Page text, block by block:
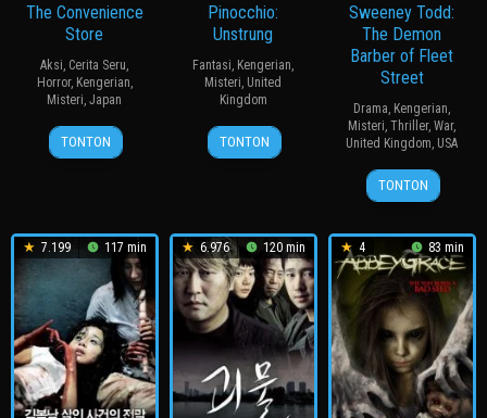
The Convenience
Store
Aksi, Cerita Seru,
Horror, Kengerian,
Misteri,Japan
20
Feb
永
江
TONTON
Pinocchio:
Unstrung
Fantasi, Kengerian,
Misteri, United
Kingdom
22
Jul
Rhys
Frake-
TONTON
Sweeney Todd:
The Demon
Barber of Fleet
Street
Drama, Kengerian,
Misteri,Thriller,War,
United Kingdom, USA
21
Dec
Tim
Burton
TONTON
7.199 117 min 6.976 120 min 4 83 min